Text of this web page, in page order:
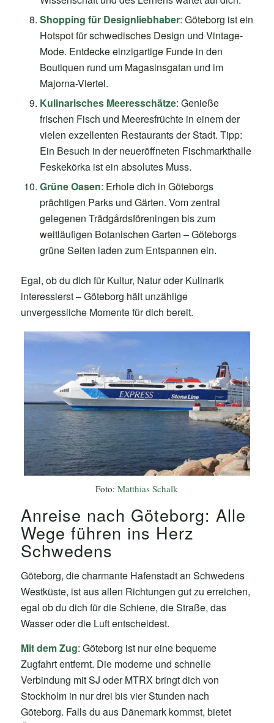
Shopping für Designliebhaber: Göteborg ist ein
Hotspot für schwedisches Design und Vintage-
Mode. Entdecke einzigartige Funde in den
Boutiquen rund um Magasinsgatan und im
Majorna-Viertel.
Kulinarisches Meeresschätze: Genieße
frischen Fisch und Meeresfrüchte in einem der
vielen exzellenten Restaurants der Stadt. Tipp:
Ein Besuch in der neueröffneten Fischmarkthalle
Feskekörka ist ein absolutes Muss.
Grüne Oasen: Erhole dich in Göteborgs
prächtigen Parks und Gärten. Vom zentral
gelegenen Trädgårdsföreningen bis zum
weitläufigen Botanischen Garten – Göteborgs
grüne Seiten laden zum Entspannen ein.
Egal, ob du dich für Kultur, Natur oder Kulinarik
interessierst – Göteborg hält unzählige
unvergessliche Momente für dich bereit.
Foto:Matthias Schalk
Anreise nach Göteborg: Alle
Wege führen ins Herz
Schwedens
Göteborg, die charmante Hafenstadt an Schwedens
Westküste, ist aus allen Richtungen gut zu erreichen,
egal ob du dich für die Schiene, die Straße, das
Wasser oder die Luft entscheidest.
Mit dem Zug: Göteborg ist nur eine bequeme
Zugfahrt entfernt. Die moderne und schnelle
Verbindung mit SJ oder MTRX bringt dich von
Stockholm in nur drei bis vier Stunden nach
Göteborg. Falls du aus Dänemark kommst, bietet